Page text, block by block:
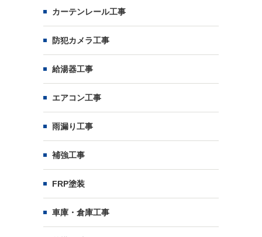
カーテンレール工事
防犯カメラ工事
給湯器工事
エアコン工事
雨漏り工事
補強工事
FRP塗装
車庫・倉庫工事